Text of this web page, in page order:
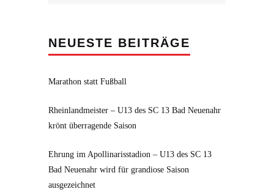
NEUESTE BEITRÄGE
Marathon statt Fußball
Rheinlandmeister – U13 des SC 13 Bad Neuenahr
krönt überragende Saison
Ehrung im Apollinarisstadion – U13 des SC 13
Bad Neuenahr wird für grandiose Saison
ausgezeichnet